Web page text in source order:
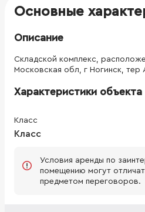
без Большая асфальтированная
Охрана круглосуточная, видеонаблюдение Въезд на
Основные
Описание
Складской комплекс,
Московская обл, г Ногинск, тер
Характеристики объекта
Класс
Класс
Условия аренды по
помещению могут
предметом переговоров.